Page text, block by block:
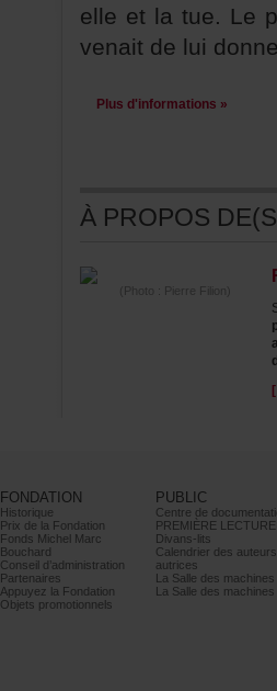
Plusd'informations»
(Photo:PierreFilion)
FONDATION
Historique
PrixdelaFondation
FondsMichelMarc
Bouchard
Conseild’administration
Partenaires
AppuyezlaFondation
Objetspromotionnels
PUBLIC
PREMIÈRELECTURE
Divans-lits
autrices